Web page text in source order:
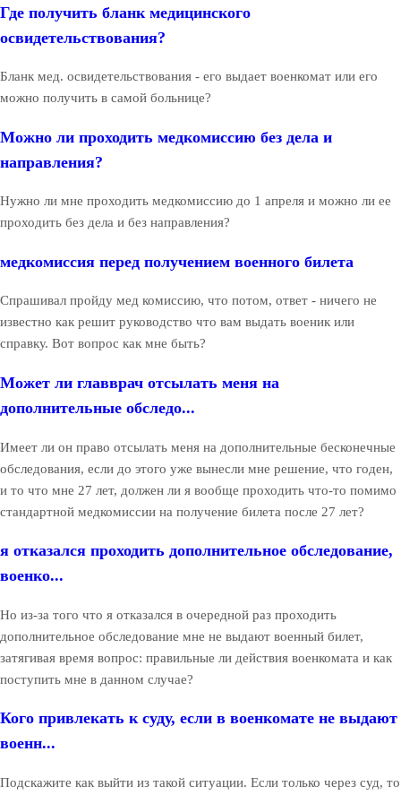
Где получить бланк медицинского
освидетельствования?
Бланк мед. освидетельствования - его выдает военкомат или его
можно получить в самой больнице?
Можно ли проходить медкомиссию без дела и
направления?
Нужно ли мне проходить медкомиссию до 1 апреля и можно ли ее
проходить без дела и без направления?
медкомиссия перед получением военного билета
Спрашивал пройду мед комиссию, что потом, ответ - ничего не
известно как решит руководство что вам выдать военик или
справку. Вот вопрос как мне быть?
Может ли главврач отсылать меня на
дополнительные обследо...
Имеет ли он право отсылать меня на дополнительные бесконечные
обследования, если до этого уже вынесли мне решение, что годен,
и то что мне 27 лет, должен ли я вообще проходить что-то помимо
стандартной медкомиссии на получение билета после 27 лет?
я отказался проходить дополнительное обследование,
военко...
Но из-за того что я отказался в очередной раз проходить
дополнительное обследование мне не выдают военный билет,
затягивая время вопрос: правильные ли действия военкомата и как
поступить мне в данном случае?
Кого привлекать к суду, если в военкомате не выдают
военн...
Подскажите как выйти из такой ситуации. Если только через суд, то